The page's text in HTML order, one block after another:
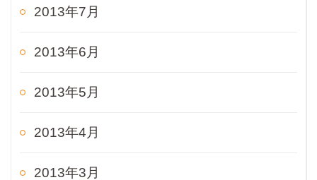
2013年7月
2013年6月
2013年5月
2013年4月
2013年3月